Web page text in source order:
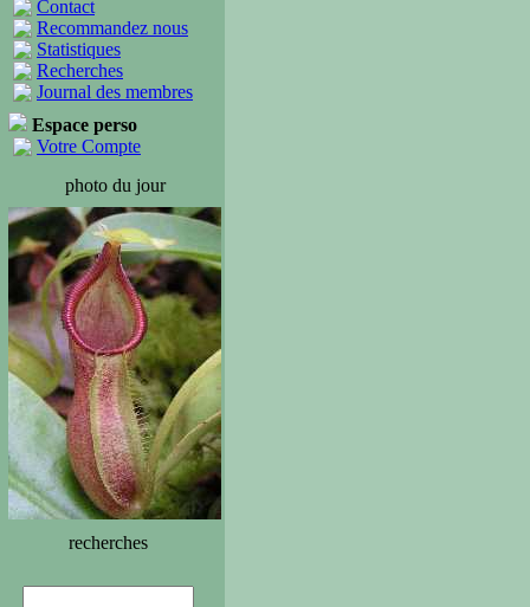
Contact
Recommandez nous
Statistiques
Recherches
Journal des membres
Espace perso
Votre Compte
photo du jour
recherches